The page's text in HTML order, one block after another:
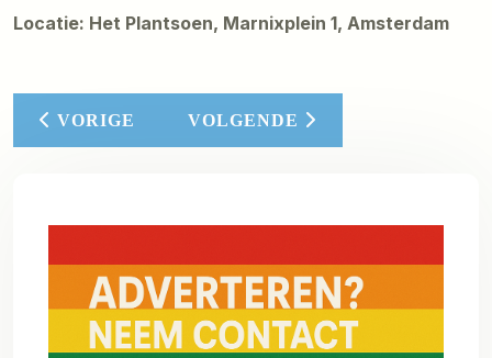
Locatie: Het Plantsoen, Marnixplein 1, Amsterdam
VORIG ARTIKEL: BAS KOSTERS
VORIGE VOLGENDE ARTIKEL:
VOLGENDE